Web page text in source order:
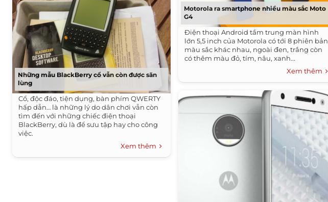
Những mẫu BlackBerry cổ vẫn còn được săn
lùng
Cổ, độc đáo, tiện dụng, bàn phím QWERTY
hấp dẫn… là những lý do dân chơi vẫn còn
tìm đến với những chiếc điện thoại
BlackBerry, dù là để sưu tập hay cho công
việc.
Xem thêm
Motorola ra smartphone nhiều màu sắc Moto
G4
Điện thoại Android tầm trung màn hình
lớn 5,5 inch của Motorola có tới 8 phiên bản
màu sắc khác nhau, ngoài đen, trắng còn
có thêm màu đỏ, tím, nâu, xanh...
Xem thêm